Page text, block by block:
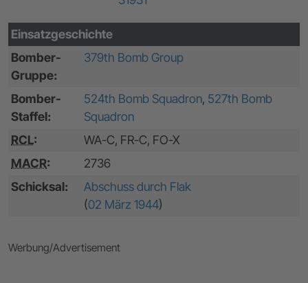
Einsatzgeschichte
Bomber-
Gruppe:
379th Bomb Group
Bomber-
Staffel:
524th Bomb Squadron, 527th Bomb
Squadron
RCL:
WA-C, FR-C, FO-X
MACR:
2736
Schicksal:
Abschuss durch Flak
(02 März 1944)
Werbung/Advertisement